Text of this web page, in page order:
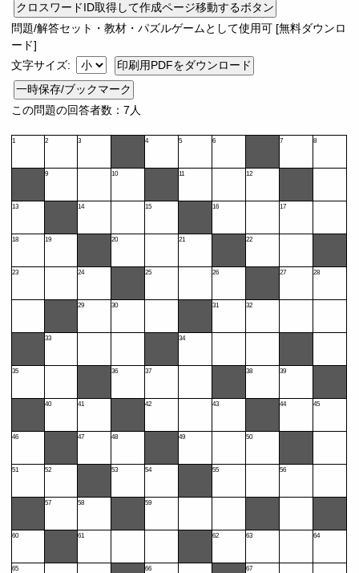
問題/解答セット・教材・パズルゲームとして使用可 [無料ダウンロ
ード]
文字サイズ:
一時保存/ブックマーク
この問題の回答者数：7人
1 2 3 4 5 6 7 8
9 10 11 12
13 14 15 16 17
18 19 20 21 22
23 24 25 26 27 28
29 30 31 32
33 34
35 36 37 38 39
40 41 42 43 44 45
46 47 48 49 50
51 52 53 54 55 56
57 58 59
60 61 62 63 64
65 66 67